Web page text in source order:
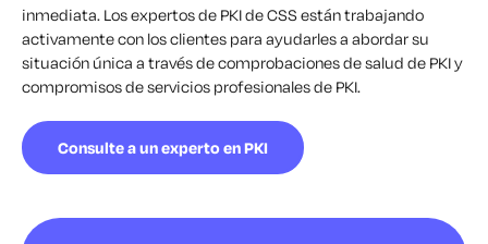
inmediata. Los expertos de PKI de CSS están trabajando
activamente con los clientes para ayudarles a abordar su
situación única a través de comprobaciones de salud de PKI y
compromisos de servicios profesionales de PKI.
Consulte a un experto en PKI